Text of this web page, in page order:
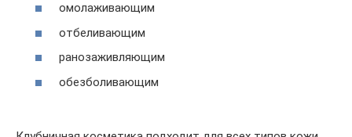
омолаживающим
отбеливающим
ранозаживляющим
обезболивающим